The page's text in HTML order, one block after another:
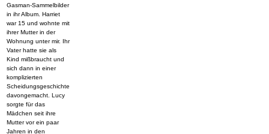
Gasman-Sammelbilder
in ihr Album. Harriet
war 15 und wohnte mit
ihrer Mutter in der
Wohnung unter mir. Ihr
Vater hatte sie als
Kind mißbraucht und
sich dann in einer
komplizierten
Scheidungsgeschichte
davongemacht. Lucy
sorgte für das
Mädchen seit ihre
Mutter vor ein paar
Jahren in den